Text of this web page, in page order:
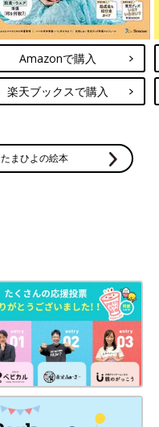
Amazonで購入
楽天ブックスで購入
たまひよの絵本